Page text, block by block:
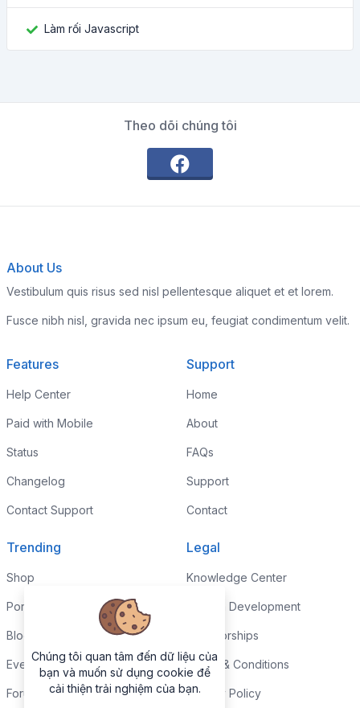
Làm rối Javascript
Theo dõi chúng tôi
About Us
Vestibulum quis risus sed nisl pellentesque aliquet et et lorem.
Fusce nibh nisl, gravida nec ipsum eu, feugiat condimentum velit.
Features
Help Center
Paid with Mobile
Status
Changelog
Contact Support
Support
Home
About
FAQs
Support
Contact
Trending
Shop
Portfolio
Blog
Events
Forums
Legal
Knowledge Center
Custom Development
Sponsorships
Terms & Conditions
Privacy Policy
Chúng tôi quan tâm đến dữ liệu của
bạn và muốn sử dụng cookie để
cải thiện trải nghiệm của bạn.